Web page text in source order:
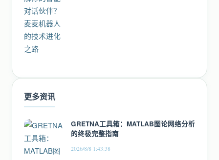
更多资讯
GRETNA工具箱：MATLAB图论网络分析
的终极完整指南
2026/8/8 1:43:38